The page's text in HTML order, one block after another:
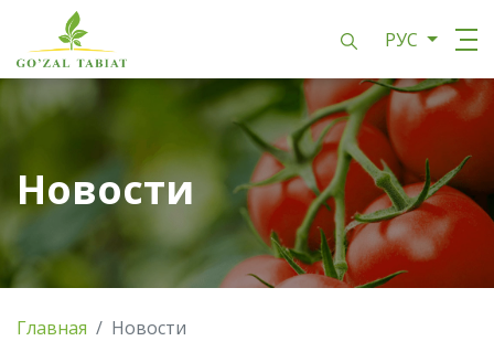
РУС
Новости
Главная Новости